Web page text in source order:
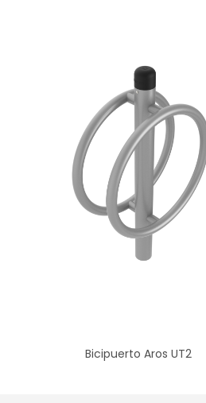
Bicipuerto Aros UT2